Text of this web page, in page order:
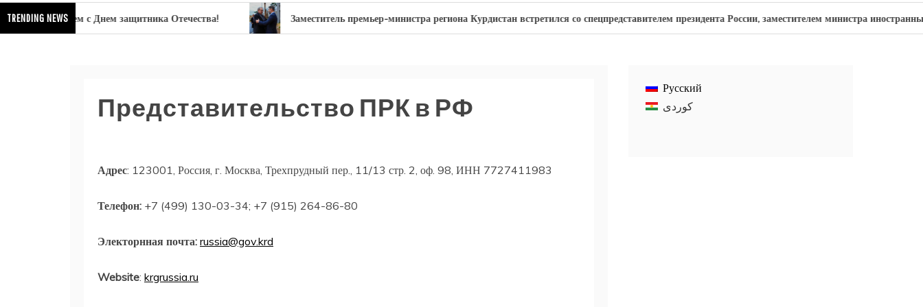
TRENDING NEWSс Днем защитника Отечества! Заместитель премьер-министра региона Курдистан встретился со спецпредставителем президента России, заместителем министра иностранных дел
Представительство ПРК в РФ
Адрес: 123001, Россия, г. Москва, Трехпрудный пер., 11/13 стр. 2, оф. 98, ИНН 7727411983
Телефон: +7 (499) 130-03-34; +7 (915) 264-86-80
Электорнная почта: russia@gov.krd
Website: krgrussia.ru
Русский